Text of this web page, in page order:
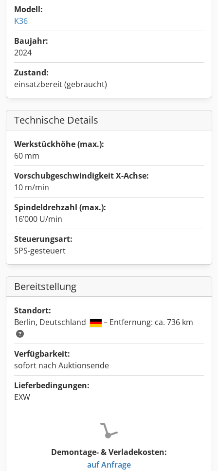
Modell:
K36
Baujahr:
2024
Zustand:
einsatzbereit (gebraucht)
Technische Details
Werkstückhöhe (max.):
60 mm
Vorschubgeschwindigkeit X-Achse:
10 m/min
Spindeldrehzahl (max.):
16’000 U/min
Steuerungsart:
SPS-gesteuert
Bereitstellung
Standort:
Berlin, Deutschland
– Entfernung: ca. 736 km
Verfügbarkeit:
sofort nach Auktionsende
Lieferbedingungen:
EXW
Demontage- & Verladekosten:
auf Anfrage